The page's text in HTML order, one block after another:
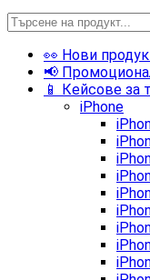
👀 Нови
📢
📱 Кейсове за
iPhone